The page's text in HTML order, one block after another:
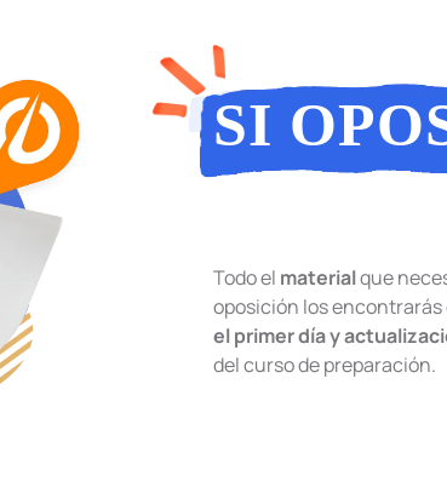
SI
Todo el materialque
oposición los encontrarás
el primer día y
del curso de preparación.